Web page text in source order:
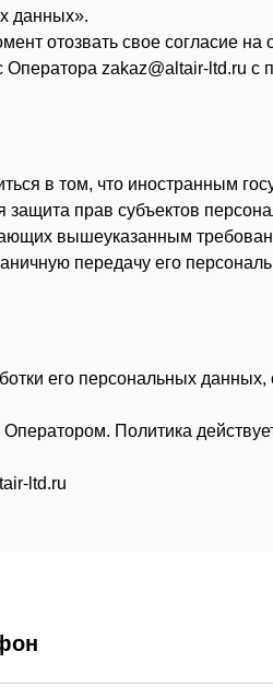
данных».
отозвать свое согласие на
zakaz@altair-ltd.ru с
в том, что иностранным
защита прав субъектов
вышеуказанным
передачу его
его персональных данных,
Политика
ltd.ru